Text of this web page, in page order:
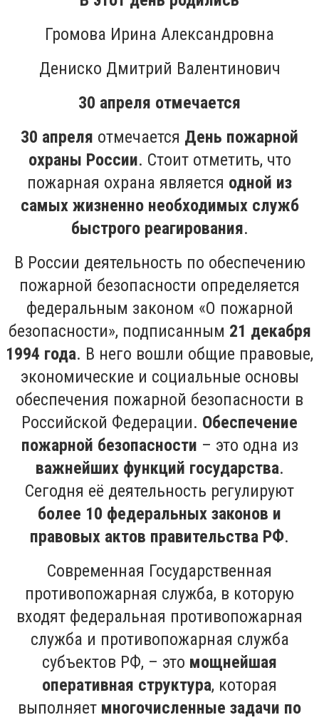
Громова Ирина Александровна
Дениско Дмитрий Валентинович
30 апреля отмечается
30 апреля отмечается День пожарной
охраны России. Стоит отметить, что
пожарная охрана является одной из
самых жизненно необходимых служб
быстрого реагирования.
В России деятельность по обеспечению
пожарной безопасности определяется
федеральным законом «О пожарной
безопасности», подписанным 21 декабря
1994 года. В него вошли общие правовые,
экономические и социальные основы
обеспечения пожарной безопасности в
Российской Федерации. Обеспечение
пожарной безопасности – это одна из
важнейших функций государства.
Сегодня её деятельность регулируют
более 10 федеральных законов и
правовых актов правительства РФ.
Современная Государственная
противопожарная служба, в которую
входят федеральная противопожарная
служба и противопожарная служба
субъектов РФ, – это мощнейшая
оперативная структура, которая
выполняет многочисленные задачи по